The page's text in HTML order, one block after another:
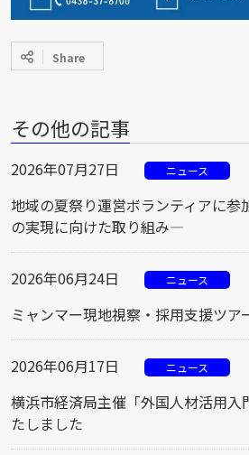
Share
その他の記事
2026年07月27日 ニュース
地域の夏祭り運営ボランティアに
の実現に向けた取り組み―
2026年06月24日 ニュース
ミャンマー現地視察・採用支援ツア
2026年06月17日 ニュース
横浜市経済局主催「外国人材活用入
たしました